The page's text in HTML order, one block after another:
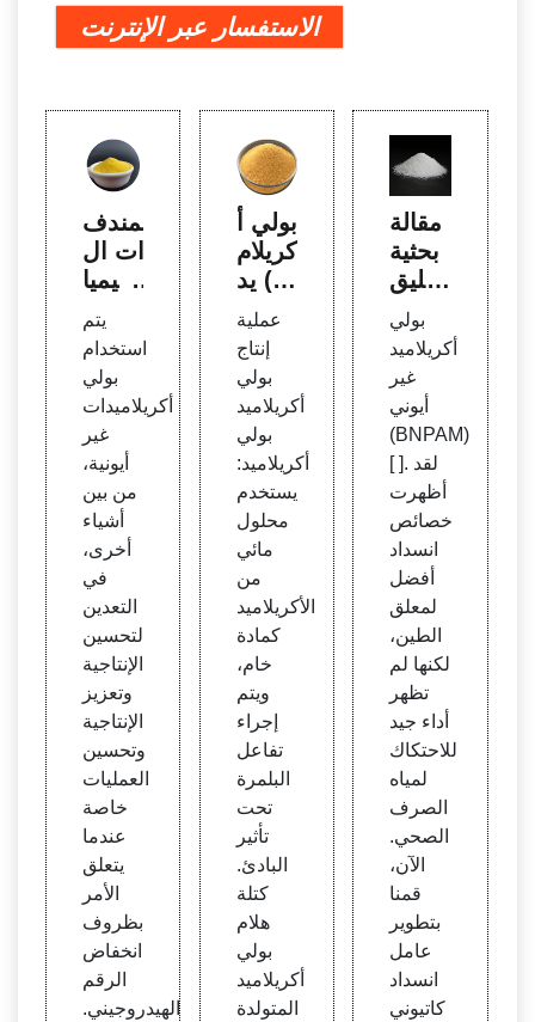
الاستفسار عبر الإنترنت
المندف
ات ال
كيميا
Kemi
ra
يتم
استخدام
بولي
أكريلاميدات
غير
أيونية،
من بين
أشياء
أخرى،
في
التعدين
لتحسين
الإنتاجية
وتعزيز
الإنتاجية
وتحسين
العمليات
خاصة
عندما
يتعلق
الأمر
بظروف
انخفاض
الرقم
الهيدروجيني.
بولي أ
كريلام
يد (P
AM) -
DXD
عملية
إنتاج
بولي
أكريلاميد
بولي
أكريلاميد:
يستخدم
محلول
مائي
من
الأكريلاميد
كمادة
خام،
ويتم
إجراء
تفاعل
البلمرة
تحت
تأثير
البادئ.
كتلة
هلام
بولي
أكريلاميد
المتولدة
مقالة
بحثية
تخليق
وتوص
يف و
خوا
ص الت
لبد لبو
لي أك
ريلامي
د كاتي
وني م
تفرع
- هندا
وي
بولي
أكريلاميد
غير
أيوني
(BNPAM)
[ ]. لقد
أظهرت
خصائص
انسداد
أفضل
لمعلق
الطين،
لكنها لم
تظهر
أداء جيد
للاحتكاك
لمياه
الصرف
الصحي.
الآن،
قمنا
بتطوير
عامل
انسداد
كاتيوني